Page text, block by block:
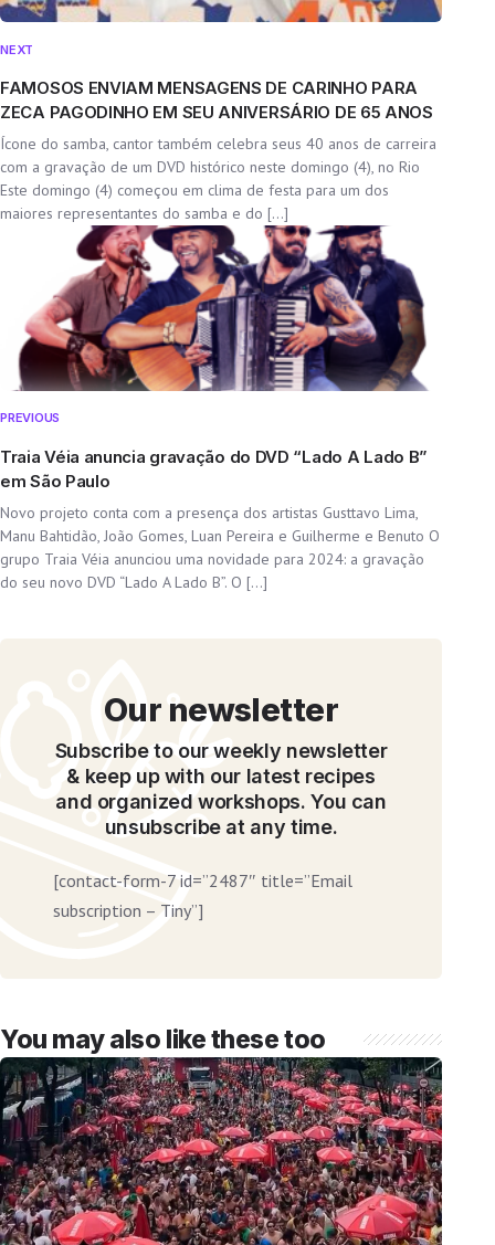
NEXT
FAMOSOS ENVIAM MENSAGENS DE CARINHO PARA
ZECA PAGODINHO EM SEU ANIVERSÁRIO DE 65 ANOS
Ícone do samba, cantor também celebra seus 40 anos de carreira
com a gravação de um DVD histórico neste domingo (4), no Rio
Este domingo (4) começou em clima de festa para um dos
maiores representantes do samba e do […]
PREVIOUS
Traia Véia anuncia gravação do DVD “Lado A Lado B”
em São Paulo
Novo projeto conta com a presença dos artistas Gusttavo Lima,
Manu Bahtidão, João Gomes, Luan Pereira e Guilherme e Benuto O
grupo Traia Véia anunciou uma novidade para 2024: a gravação
do seu novo DVD “Lado A Lado B”. O […]
Our newsletter
Subscribe to our weekly newsletter
& keep up with our latest recipes
and organized workshops. You can
unsubscribe at any time.
[contact-form-7 id=”2487″ title=”Email
subscription – Tiny”]
You may also like these too